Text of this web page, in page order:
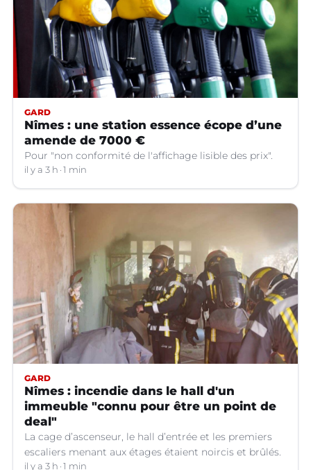
GARD
Nîmes : une station essence écope d’une
amende de 7000 €
Pour "non conformité de l'affichage lisible des prix".
il y a 3 h 1 min
GARD
Nîmes : incendie dans le hall d'un
immeuble "connu pour être un point de
deal"
La cage d’ascenseur, le hall d’entrée et les premiers
escaliers menant aux étages étaient noircis et brûlés.
il y a 3 h 1 min